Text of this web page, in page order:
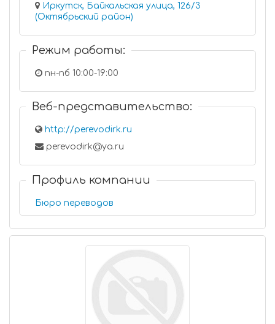
Иркутск, Байкальская улица, 126/3
(Октябрьский район)
Режим работы:
пн-пб 10:00-19:00
Веб-представительство:
http://perevodirk.ru
perevodirk@ya.ru
Профиль компании
Бюро переводов